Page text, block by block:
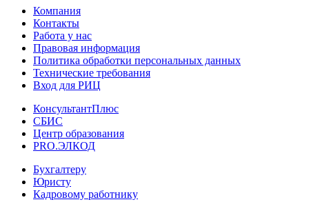
Компания
Контакты
Работа у нас
Правовая информация
Политика обработки персональных данных
Технические требования
Вход для РИЦ
КонсультантПлюс
СБИС
Центр образования
PRO.ЭЛКОД
Бухгалтеру
Юристу
Кадровому работнику